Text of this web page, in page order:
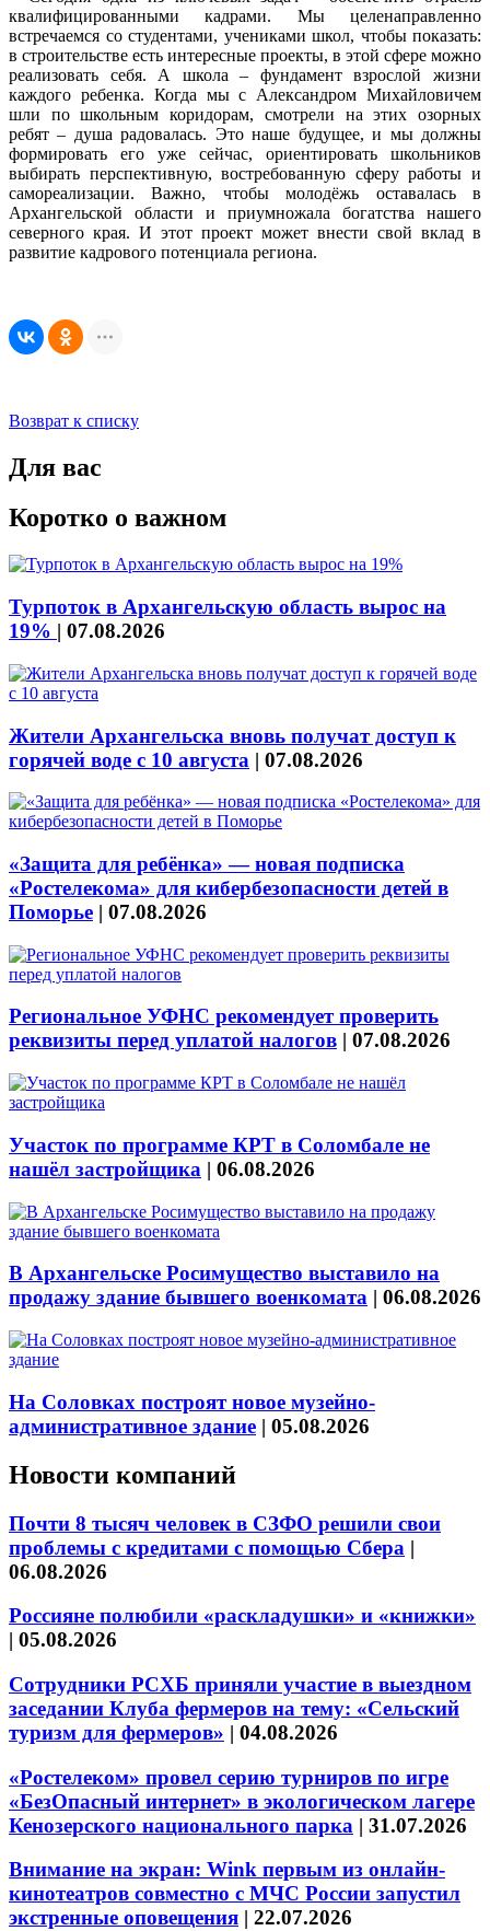
квалифицированными кадрами. Мы целенаправленно
встречаемся со студентами, учениками школ, чтобы показать:
в строительстве есть интересные проекты, в этой сфере можно
реализовать себя. А школа – фундамент взрослой жизни
каждого ребенка. Когда мы с Александром Михайловичем
шли по школьным коридорам, смотрели на этих озорных
ребят – душа радовалась. Это наше будущее, и мы должны
формировать его уже сейчас, ориентировать школьников
выбирать перспективную, востребованную сферу работы и
самореализации. Важно, чтобы молодёжь оставалась в
Архангельской области и приумножала богатства нашего
северного края. И этот проект может внести свой вклад в
развитие кадрового потенциала региона.
Возврат к списку
Для вас
Коротко о важном
Турпоток в Архангельскую область вырос на
19% | 07.08.2026
Жители Архангельска вновь получат доступ к
горячей воде с 10 августа | 07.08.2026
«Защита для ребёнка» — новая подписка
«Ростелекома» для кибербезопасности детей в
Поморье | 07.08.2026
Региональное УФНС рекомендует проверить
реквизиты перед уплатой налогов | 07.08.2026
Участок по программе КРТ в Соломбале не
нашёл застройщика | 06.08.2026
В Архангельске Росимущество выставило на
продажу здание бывшего военкомата | 06.08.2026
На Соловках построят новое музейно-
административное здание | 05.08.2026
Новости компаний
Почти 8 тысяч человек в СЗФО решили свои
проблемы с кредитами с помощью Сбера |
06.08.2026
Россияне полюбили «раскладушки» и «книжки»
| 05.08.2026
Сотрудники РСХБ приняли участие в выездном
заседании Клуба фермеров на тему: «Сельский
туризм для фермеров» | 04.08.2026
«Ростелеком» провел серию турниров по игре
«БезОпасный интернет» в экологическом лагере
Кенозерского национального парка | 31.07.2026
Внимание на экран: Wink первым из онлайн-
кинотеатров совместно с МЧС России запустил
экстренные оповещения | 22.07.2026